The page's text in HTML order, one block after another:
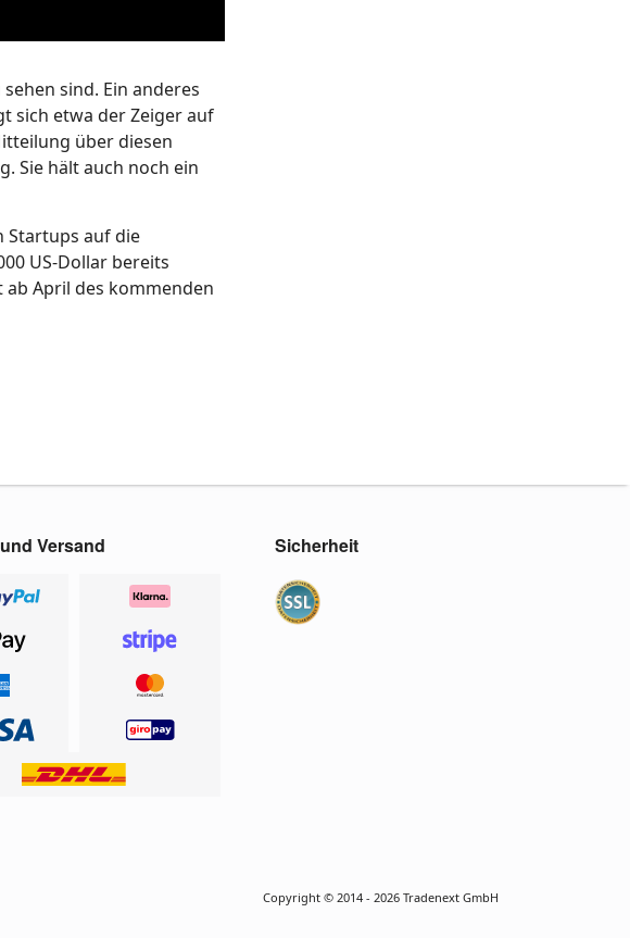
sind. Ein anderes
sich etwa der Zeiger auf
über diesen
Sie hält auch noch ein
Startups auf die
US-Dollar bereits
April des kommenden
Versand Sicherheit
Copyright © 2014 - 2026 Tradenext GmbH